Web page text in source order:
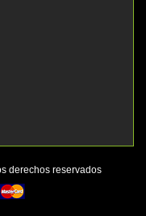
derechos reservados